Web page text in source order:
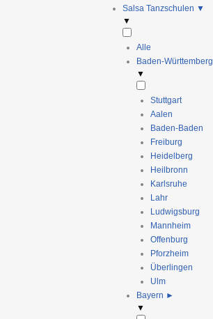
Salsa Tanzschulen ▼
▼
Alle
Baden-Württemberg
▼
Stuttgart
Aalen
Baden-Baden
Freiburg
Heidelberg
Heilbronn
Karlsruhe
Lahr
Ludwigsburg
Mannheim
Offenburg
Pforzheim
Überlingen
Ulm
Bayern ►
▼